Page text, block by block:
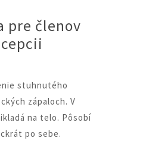
pre členov
stuhnutého
zápaloch. V
na telo. Pôsobí
po sebe.